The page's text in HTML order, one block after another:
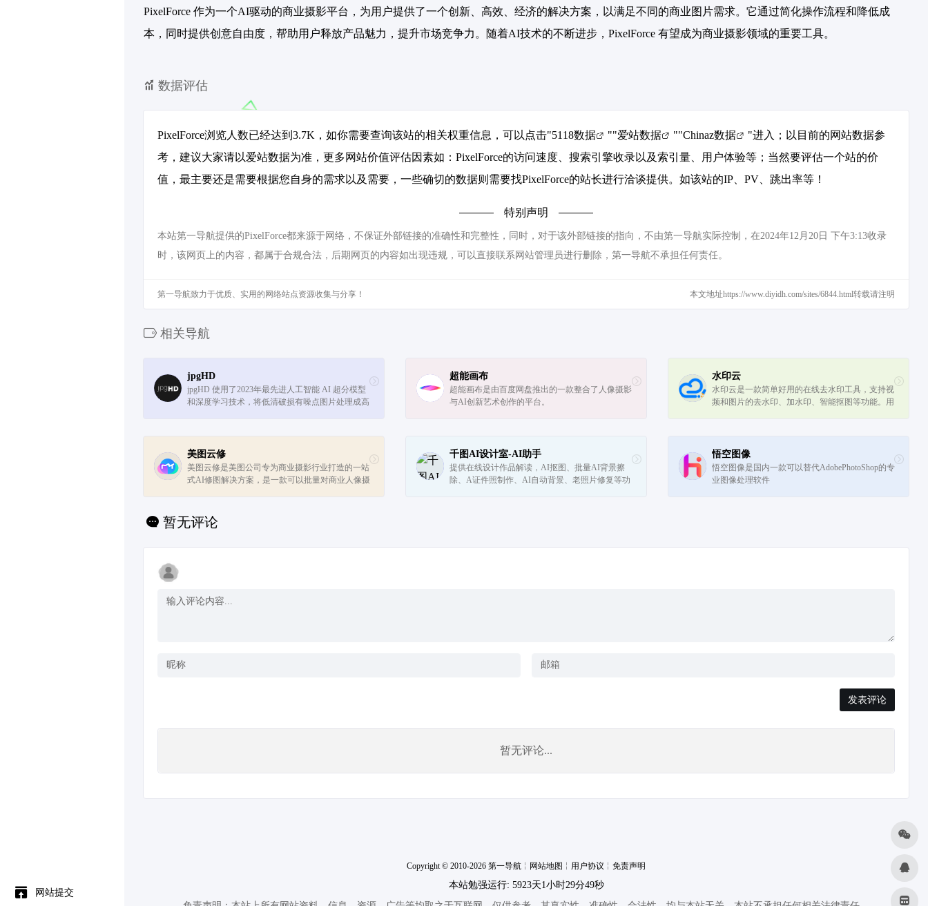
网站提交
PixelForce 作为一个AI驱动的商业摄影平台，为用户提供了一个创新、高效、经济的解决方案，以满足不同的商业图片需求。它通过简化操作流程和降低成
本，同时提供创意自由度，帮助用户释放产品魅力，提升市场竞争力。随着AI技术的不断进步，PixelForce 有望成为商业摄影领域的重要工具。
数据评估
PixelForce浏览人数已经达到3.7K，如你需要查询该站的相关权重信息，可以点击"5118数据 ""爱站数据 ""Chinaz数据
"进入；以目前的网站数据参
考，建议大家请以爱站数据为准，更多网站价值评估因素如：PixelForce的访问速度、搜索引擎收录以及索引量、用户体验等；当然要评估一个站的价
值，最主要还是需要根据您自身的需求以及需要，一些确切的数据则需要找PixelForce的站长进行洽谈提供。如该站的IP、PV、跳出率等！
特别声明
本站第一导航提供的PixelForce都来源于网络，不保证外部链接的准确性和完整性，同时，对于该外部链接的指向，不由第一导航实际控制，在2024年12月20日 下午3:13收录
时，该网页上的内容，都属于合规合法，后期网页的内容如出现违规，可以直接联系网站管理员进行删除，第一导航不承担任何责任。
第一导航致力于优质、实用的网络站点资源收集与分享！ 本文地址https://www.diyidh.com/sites/6844.html转载请注明
相关导航
jpgHD
jpgHD 使用了2023年最先进人工智能 AI 超分模型
和深度学习技术，将低清破损有噪点图片处理成高
超能画布
超能画布是由百度网盘推出的一款整合了人像摄影
与AI创新艺术创作的平台。
水印云
水印云是一款简单好用的在线去水印工具，支持视
频和图片的去水印、加水印、智能抠图等功能。用
美图云修
美图云修是美图公司专为商业摄影行业打造的一站
式AI修图解决方案，是一款可以批量对商业人像摄
千图AI设计室-AI助手
提供在线设计作品解读，AI抠图、批量AI背景擦
除、A证件照制作、AI自动背景、老照片修复等功
悟空图像
悟空图像是国内一款可以替代AdobePhotoShop的专
业图像处理软件
暂无评论
发表评论
暂无评论...
Copyright © 2010-2026 第一导航 ╎ 网站地图 ╎ 用户协议 ╎ 免责声明
本站勉强运行: 5923天1小时29分50秒